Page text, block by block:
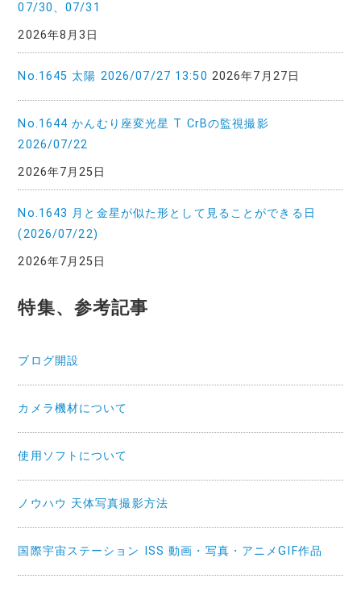
07/30、07/31
2026年8月3日
No.1645 太陽 2026/07/27 13:50 2026年7月27日
No.1644 かんむり座変光星 T CrBの監視撮影
2026/07/22
2026年7月25日
No.1643 月と金星が似た形として見ることができる日
(2026/07/22)
2026年7月25日
特集、参考記事
ブログ開設
カメラ機材について
使用ソフトについて
ノウハウ 天体写真撮影方法
国際宇宙ステーション ISS 動画・写真・アニメGIF作品